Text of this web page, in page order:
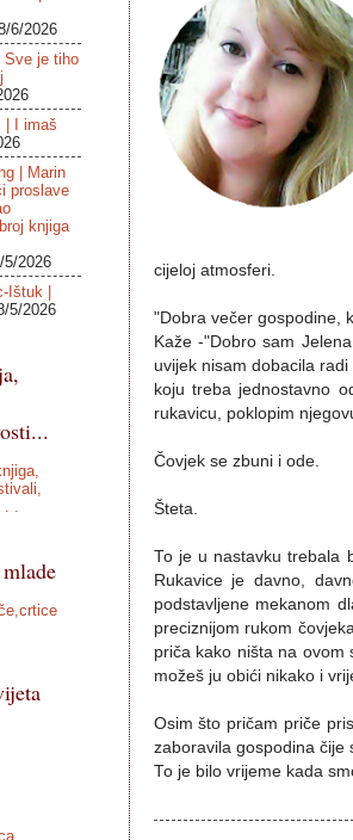
cijeloj atmosferi.
"Dobra večer gospodine,
Kaže -"Dobro sam
uvijek nisam dobacila
koju treba jednostavno
rukavicu, poklopim
Čovjek se zbuni i ode.
Šteta.
To je u nastavku trebala
Rukavice je davno,
podstavljene mekanom
preciznijom rukom
priča kako ništa na ovom
možeš ju obići nikako i
Osim što pričam priče
zaboravila gospodina čije
To je bilo vrijeme kada
6/2026
Sve je tiho
| I imaš
| Marin
proslave
knjiga
2026
Ištuk |
5/2026
.